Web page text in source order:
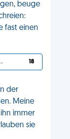
beuge
fast einen
VERDIENT 18
der
Meine
immer
sie